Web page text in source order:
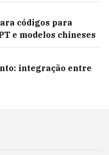
códigos para
e modelos chineses
integração entre